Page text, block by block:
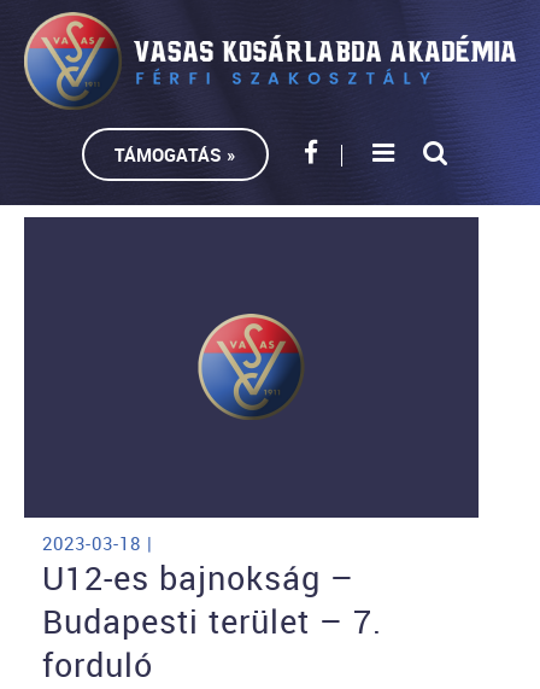
TÁMOGATÁS »
2023-03-18 |
U12-es bajnokság –
Budapesti terület – 7.
forduló